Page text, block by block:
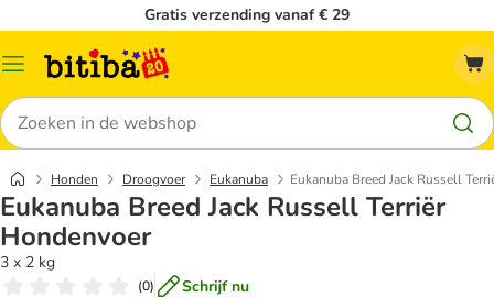
Gratis verzending vanaf € 29
Catalogusmenu
Zoeken
Honden Droogvoer Eukanuba Eukanuba Breed Jack Russell
Eukanuba Breed Jack Russell Terriër
Hondenvoer
3 x 2 kg
(0) Schrijf nu